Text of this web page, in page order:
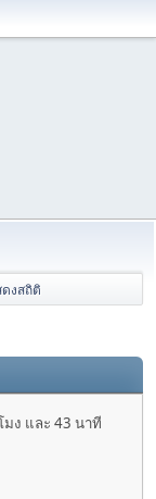
งสถิติ
มง และ 43 นาที